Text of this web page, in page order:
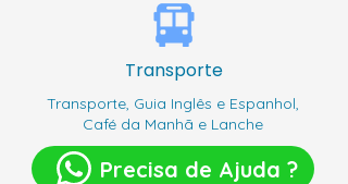
Transporte
Transporte, Guia Inglês e Espanhol,
Café da Manhã e Lanche
Precisa de Ajuda ?